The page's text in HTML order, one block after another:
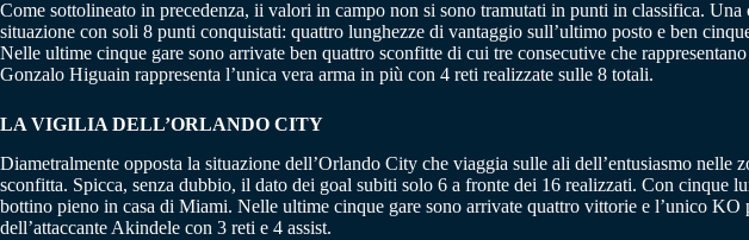
Come sottolineato in precedenza, ii valori in campo non si sono tramutati in punti in classifica.
situazione con soli 8 punti conquistati: quattro lunghezze di vantaggio sull’ultimo posto e ben
Nelle ultime cinque gare sono arrivate ben quattro sconfitte di cui tre consecutive che
Gonzalo Higuain rappresenta l’unica vera arma in più con 4 reti realizzate sulle 8 totali.
LA VIGILIA DELL’ORLANDO CITY
Diametralmente opposta la situazione dell’Orlando City che viaggia sulle ali dell’entusiasmo
sconfitta. Spicca, senza dubbio, il dato dei goal subiti solo 6 a fronte dei 16 realizzati. Con
bottino pieno in casa di Miami. Nelle ultime cinque gare sono arrivate quattro vittorie e l’unico
dell’attaccante Akindele con 3 reti e 4 assist.